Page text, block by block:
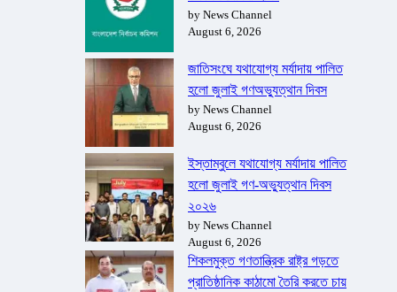
by News Channel
August 6, 2026
জাতিসংঘে যথাযোগ্য মর্যাদায় পালিত
হলো জুলাই গণঅভ্যুত্থান দিবস
by News Channel
August 6, 2026
ইস্তাম্বুলে যথাযোগ্য মর্যাদায় পালিত
হলো জুলাই গণ-অভ্যুত্থান দিবস
২০২৬
by News Channel
August 6, 2026
শিকলমুক্ত গণতান্ত্রিক রাষ্ট্র গড়তে
প্রাতিষ্ঠানিক কাঠামো তৈরি করতে চায়